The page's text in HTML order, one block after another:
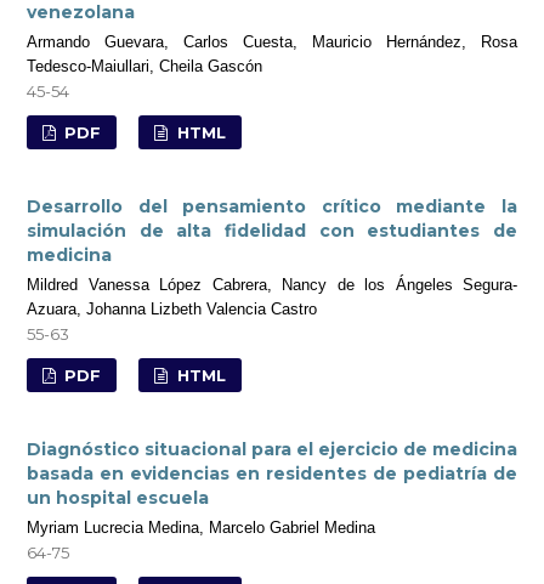
venezolana
Armando Guevara, Carlos Cuesta, Mauricio Hernández, Rosa
Tedesco-Maiullari, Cheila Gascón
45-54
PDF HTML
Desarrollo del pensamiento crítico mediante la
simulación de alta fidelidad con estudiantes de
medicina
Mildred Vanessa López Cabrera, Nancy de los Ángeles Segura-
Azuara, Johanna Lizbeth Valencia Castro
55-63
PDF HTML
Diagnóstico situacional para el ejercicio de medicina
basada en evidencias en residentes de pediatría de
un hospital escuela
Myriam Lucrecia Medina, Marcelo Gabriel Medina
64-75